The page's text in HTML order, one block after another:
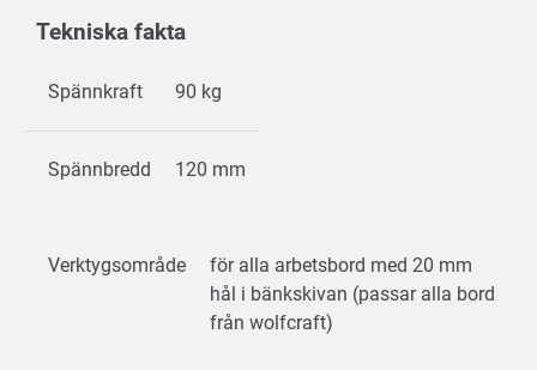
Tekniska fakta
Spännkraft 90 kg
Spännbredd 120 mm
Verktygsområde
för alla arbetsbord med 20 mm
hål i bänkskivan (passar alla bord
från wolfcraft)